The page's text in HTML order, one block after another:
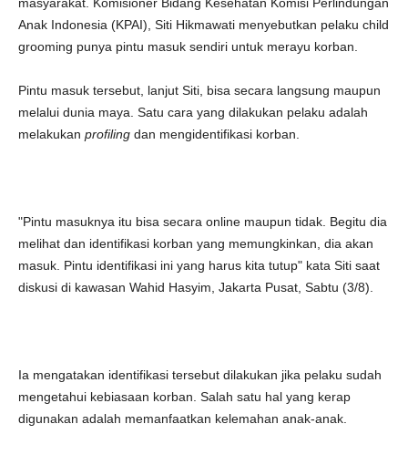
Anak Indonesia (KPAI), Siti Hikmawati menyebutkan pelaku child
grooming punya pintu masuk sendiri untuk merayu korban.
Pintu masuk tersebut, lanjut Siti, bisa secara langsung maupun
melalui dunia maya. Satu cara yang dilakukan pelaku adalah
melakukan profiling dan mengidentifikasi korban.
"Pintu masuknya itu bisa secara online maupun tidak. Begitu dia
melihat dan identifikasi korban yang memungkinkan, dia akan
masuk. Pintu identifikasi ini yang harus kita tutup" kata Siti saat
diskusi di kawasan Wahid Hasyim, Jakarta Pusat, Sabtu (3/8).
Ia mengatakan identifikasi tersebut dilakukan jika pelaku sudah
mengetahui kebiasaan korban. Salah satu hal yang kerap
digunakan adalah memanfaatkan kelemahan anak-anak.